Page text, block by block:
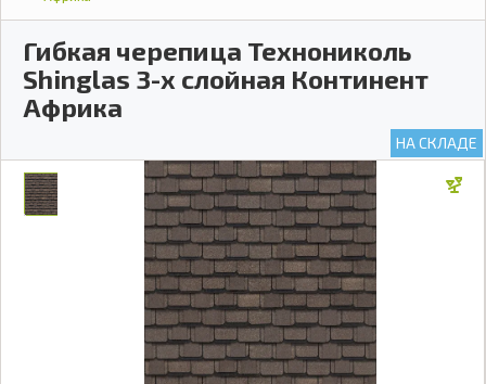
Гибкая черепица Технониколь
Shinglas 3-х слойная Континент
Африка
НА СКЛАДЕ